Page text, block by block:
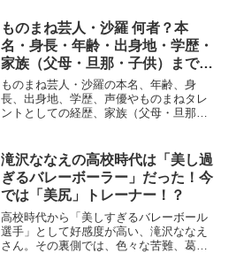
ものまね芸人・沙羅 何者？本
名・身長・年齢・出身地・学歴・
家族（父母・旦那・子供）まで徹
底解説【2025最新】
ものまね芸人・沙羅の本名、年齢、身
長、出身地、学歴、声優やものまねタレ
ントとしての経歴、家族（父母・旦那・
滝沢ななえの高校時代は「美し過
ぎるバレーボーラー」だった！今
では「美尻」トレーナー！？
高校時代から「美しすぎるバレーボール
選手」として好感度が高い、滝沢ななえ
さん。その裏側では、色々な苦難、葛藤